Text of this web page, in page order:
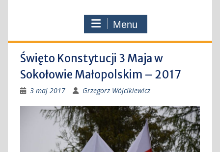
Menu
Święto Konstytucji 3 Maja w
Sokołowie Małopolskim – 2017
3 maj 2017 Grzegorz Wójcikiewicz